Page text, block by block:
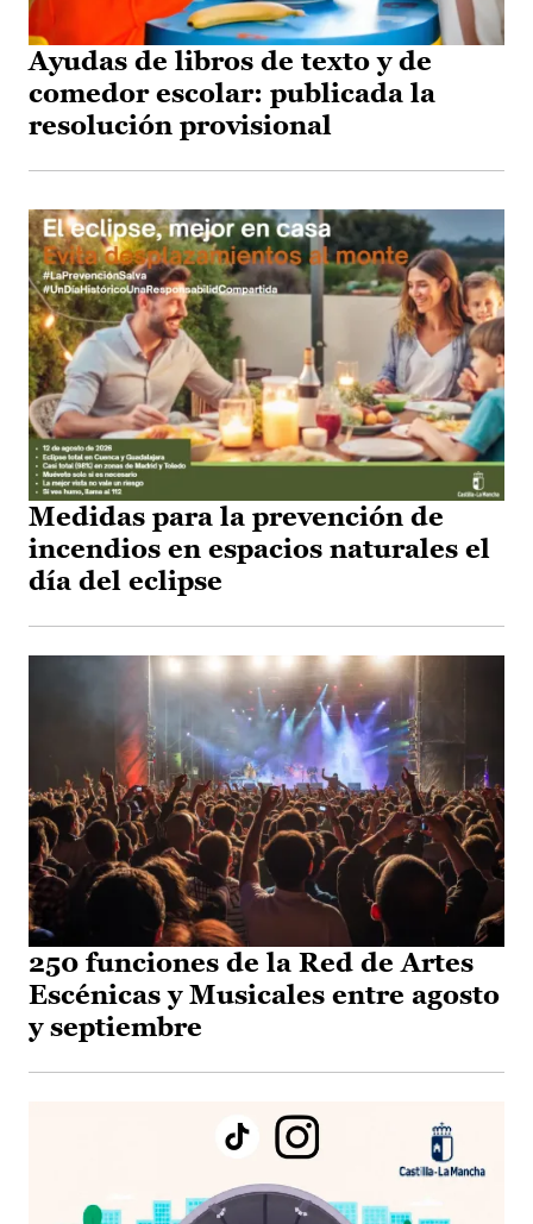
Ayudas de libros de texto y de
comedor escolar: publicada la
resolución provisional
Medidas para la prevención de
incendios en espacios naturales el
día del eclipse
250 funciones de la Red de Artes
Escénicas y Musicales entre agosto
y septiembre